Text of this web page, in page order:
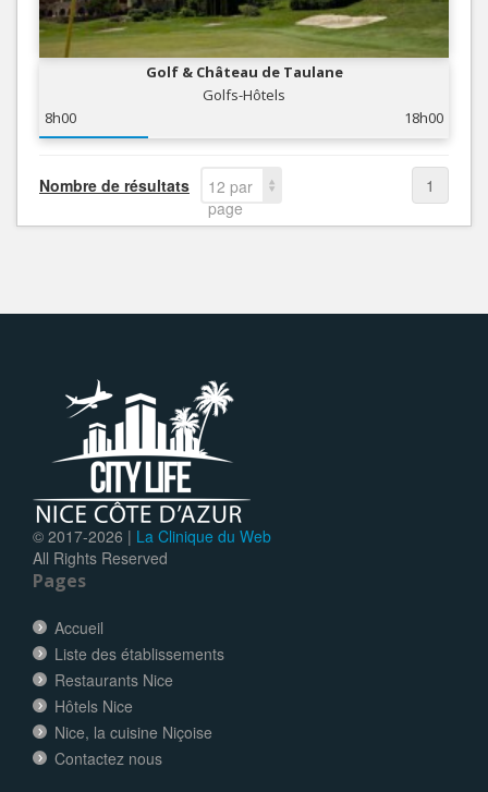
Golf & Château de Taulane
Golfs-Hôtels
8h00
18h00
Nombre de résultats
12 par
page
1
© 2017-2026 | La Clinique du Web
All Rights Reserved
Pages
Accueil
Liste des établissements
Restaurants Nice
Hôtels Nice
Nice, la cuisine Niçoise
Contactez nous